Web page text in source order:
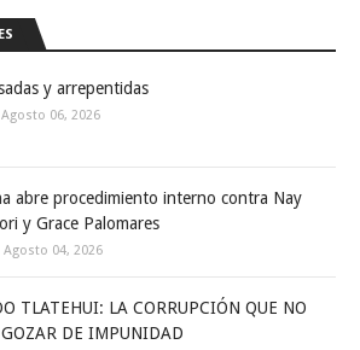
y arrepentidas
Agosto 06, 2026
abre procedimiento interno contra Nay
y Grace Palomares
Agosto 04, 2026
TLATEHUI: LA CORRUPCIÓN QUE NO
DE IMPUNIDAD